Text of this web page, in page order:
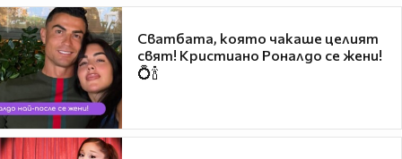
Сватбата, която чакаше целият
свят! Кристиано Роналдо се жени!
💍🍾